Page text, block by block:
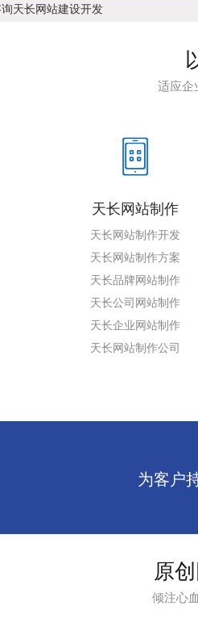
天长网站建设开发
适应企
天长网站制作
天长网站制作开发
天长网站制作方案
天长品牌网站制作
天长公司网站制作
天长企业网站制作
天长网站制作公司
为客户
原
倾注心